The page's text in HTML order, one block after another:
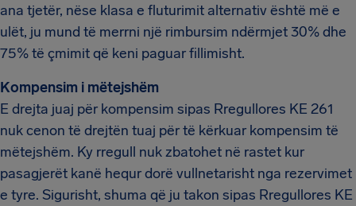
ana tjetër, nëse klasa e fluturimit alternativ është më e
ulët, ju mund të merrni një rimbursim ndërmjet 30% dhe
75% të çmimit që keni paguar fillimisht.
Kompensim i mëtejshëm
E drejta juaj për kompensim sipas Rregullores KE 261
nuk cenon të drejtën tuaj për të kërkuar kompensim të
mëtejshëm. Ky rregull nuk zbatohet në rastet kur
pasagjerët kanë hequr dorë vullnetarisht nga rezervimet
e tyre. Sigurisht, shuma që ju takon sipas Rregullores KE